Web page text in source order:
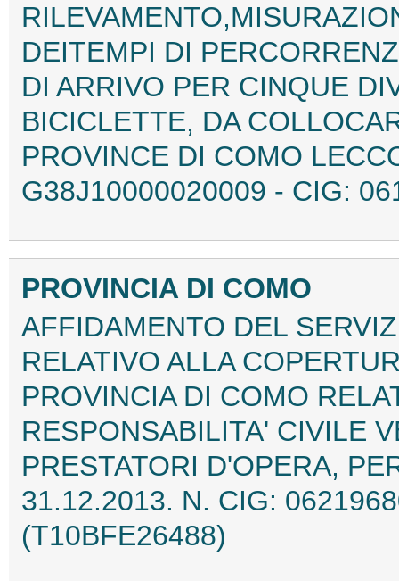
DEITEMPI DI
DI ARRIVO PER CINQUE
BICICLETTE, DA
PROVINCE DI COMO
G38J10000020009 - CIG:
PROVINCIA DI COMO
AFFIDAMENTO DEL
RELATIVO ALLA
PROVINCIA DI COMO
RESPONSABILITA' CIVILE
PRESTATORI D'OPERA,
31.12.2013. N. CIG:
(T10BFE26488)